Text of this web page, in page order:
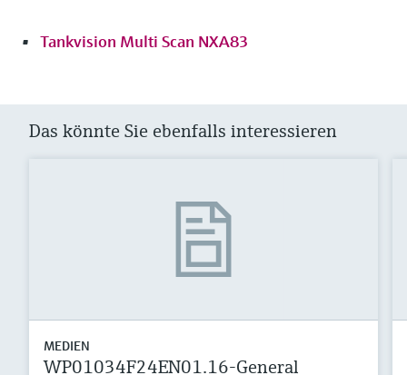
Tankvision Multi Scan NXA83
Das könnte Sie ebenfalls interessieren
MEDIEN
WP01034F24EN01.16-General